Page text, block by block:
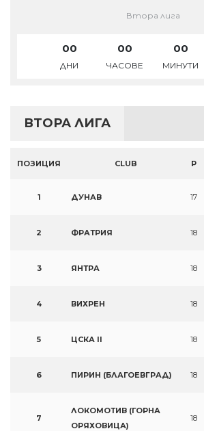
Втора лига
00
ДНИ
00
ЧАСОВЕ
00
МИНУТИ
ВТОРА ЛИГА
ПОЗИЦИЯ CLUB P
1 ДУНАВ 17
2 ФРАТРИЯ 18
3 ЯНТРА 18
4 ВИХРЕН 18
5 ЦСКА II 18
6 ПИРИН (БЛАГОЕВГРАД) 18
7
ЛОКОМОТИВ (ГОРНА
ОРЯХОВИЦА)
18